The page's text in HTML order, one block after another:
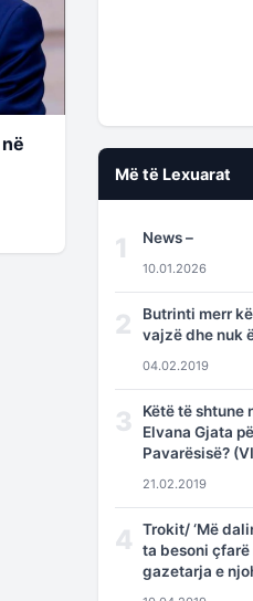
Më të Lexuarat
1 News –
10.01.2026
2
Butrinti merr
vajzë dhe nuk
04.02.2019
3
Këtë të shtune
Elvana Gjata
Pavarësisë?
21.02.2019
4
Trokit/ ‘Më
ta besoni
gazetarja e